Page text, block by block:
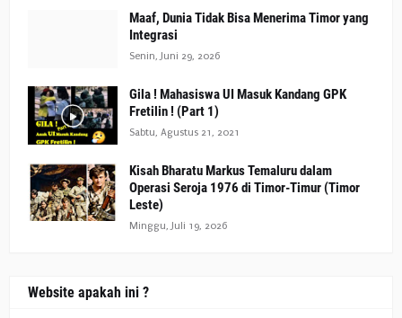
Maaf, Dunia Tidak Bisa Menerima Timor yang
Integrasi
Senin, Juni 29, 2026
Gila ! Mahasiswa UI Masuk Kandang GPK
Fretilin ! (Part 1)
Sabtu, Agustus 21, 2021
Kisah Bharatu Markus Temaluru dalam
Operasi Seroja 1976 di Timor-Timur (Timor
Leste)
Minggu, Juli 19, 2026
Website apakah ini ?